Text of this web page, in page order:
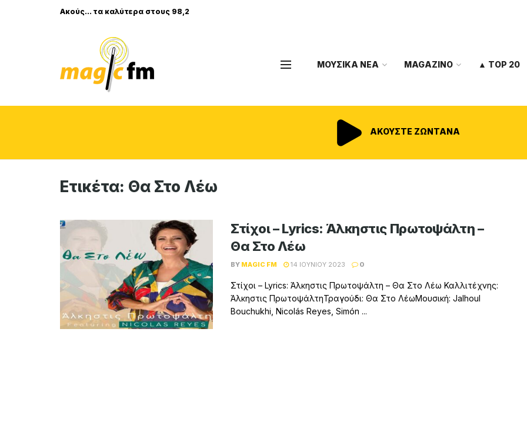
Ακούς... τα καλύτερα στους 98,2
ΜΟΥΣΙΚΑ ΝΕΑ MAGAZINO ▲ TOP 20
ΑΚΟΥΣΤΕ ΖΩΝΤΑΝΑ
Ετικέτα: Θα Στο Λέω
Στίχοι – Lyrics: Άλκηστις Πρωτοψάλτη –
Θα Στο Λέω
BY MAGIC FM 14 ΙΟΥΝΊΟΥ 2023 0
Στίχοι – Lyrics: Άλκηστις Πρωτοψάλτη – Θα Στο Λέω Καλλιτέχνης:
Άλκηστις ΠρωτοψάλτηΤραγούδι: Θα Στο ΛέωΜουσική: Jalhoul
Bouchukhi, Nicolás Reyes, Simón ...